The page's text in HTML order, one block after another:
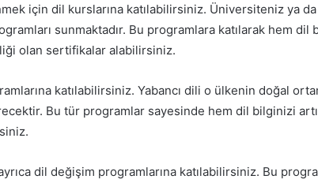
için dil kurslarına katılabilirsiniz. Üniversiteniz ya da
sunmaktadır. Bu programlara katılarak hem dil
olan sertifikalar alabilirsiniz.
katılabilirsiniz. Yabancı dili o ülkenin doğal
Bu tür programlar sayesinde hem dil bilginizi
dil değişim programlarına katılabilirsiniz. Bu